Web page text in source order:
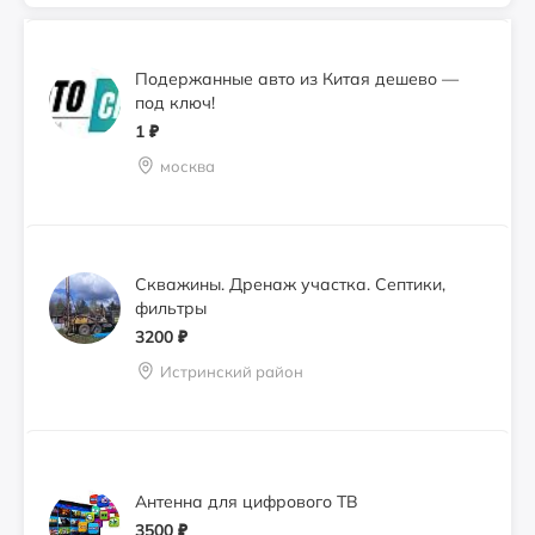
Подержанные авто из Китая дешево —
под ключ!
1 ₽
москва
Скважины. Дренаж участка. Септики,
фильтры
3200 ₽
Истринский район
Антенна для цифрового ТВ
3500 ₽